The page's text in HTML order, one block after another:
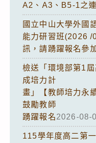
A2、A3、B5-1之
國立中山大學外國
能力研習班(2026
訊，請踴躍報名參
檢送「環境部第1
成培力計
畫」【教師培力永
鼓勵教師
踴躍報名2026-08-
115學年度高二第